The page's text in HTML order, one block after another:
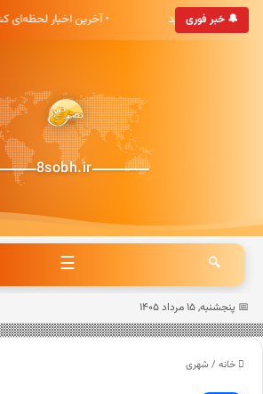
🔔 خبر فوری
هشت صبح خوش آمدید • آخرین اخبار لحظه‌ای
8sobh.ir
🔍
☰
📅 پنجشنبه, ۱۵ مرداد ۱۴۰۵
خانه / شهری